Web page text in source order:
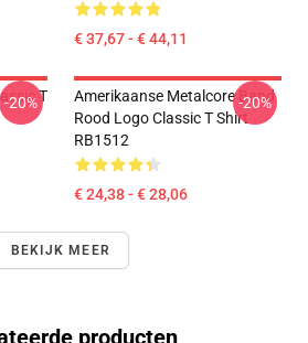
€ 37,67 - € 44,11
T
-20%
Amerikaanse Metalcore Band
Rood Logo Classic T Shirt
RB1512
€ 24,38 - € 28,06
-20%
BEKIJK MEER
producten